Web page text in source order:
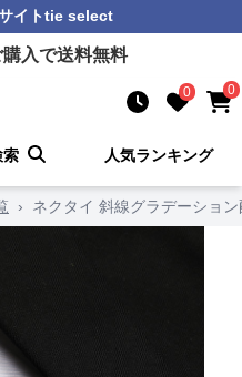
イトtie select
入で送料無料
0 0
索 人気ランキング
› ネクタイ 斜線グラデーショ